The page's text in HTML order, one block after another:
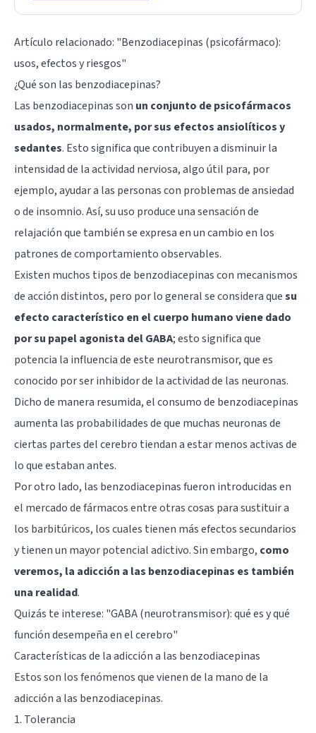
Artículo relacionado: "Benzodiacepinas (psicofármaco):
usos, efectos y riesgos"
¿Qué son las benzodiacepinas?
Las benzodiacepinas son un conjunto de psicofármacos
usados, normalmente, por sus efectos ansiolíticos y
sedantes. Esto significa que contribuyen a disminuir la
intensidad de la actividad nerviosa, algo útil para, por
ejemplo, ayudar a las personas con problemas de ansiedad
o de insomnio. Así, su uso produce una sensación de
relajación que también se expresa en un cambio en los
patrones de comportamiento observables.
Existen muchos tipos de benzodiacepinas con mecanismos
de acción distintos, pero por lo general se considera quesu
efecto característico en el cuerpo humano viene dado
por su papel agonista del GABA; esto significa que
potencia la influencia de este neurotransmisor, que es
conocido por ser inhibidor de la actividad de las neuronas.
Dicho de manera resumida, el consumo de benzodiacepinas
aumenta las probabilidades de que muchas neuronas de
ciertas partes del cerebro tiendan a estar menos activas de
lo que estaban antes.
Por otro lado, las benzodiacepinas fueron introducidas en
el mercado de fármacos entre otras cosas para sustituir a
los barbitúricos, los cuales tienen más efectos secundarios
y tienen un mayor potencial adictivo. Sin embargo, como
veremos, la adicción a las benzodiacepinas es también
una realidad.
Quizás te interese: "GABA (neurotransmisor): qué es y qué
función desempeña en el cerebro"
Características de la adicción a las benzodiacepinas
Estos son los fenómenos que vienen de la mano de la
adicción a las benzodiacepinas.
1. Tolerancia